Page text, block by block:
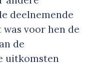
deelnemende
was voor hen de
de
uitkomsten